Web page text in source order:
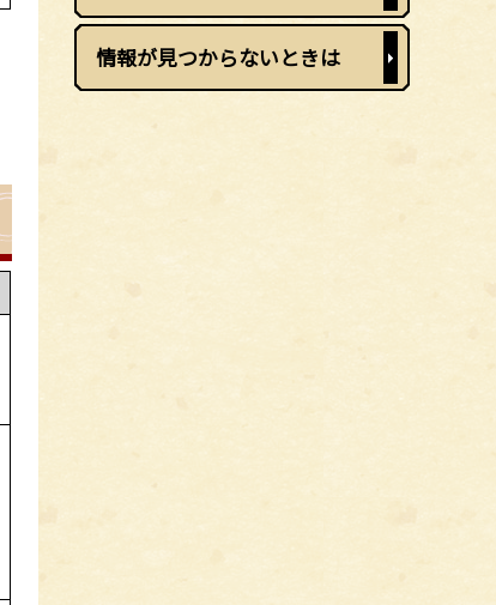
情報が見つからないときは